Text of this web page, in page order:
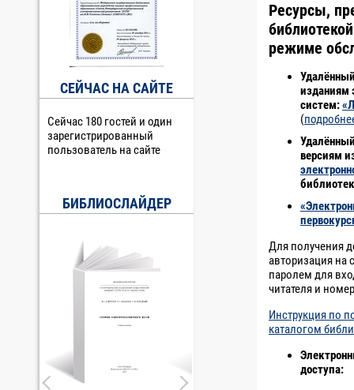
СЕЙЧАС НА САЙТЕ
Сейчас 180 гостей и один
зарегистрированный
пользователь на сайте
БИБЛИОСЛАЙДЕР
Ресурсы,
режиме
изданиям
систем:
(
версиям
Для получения
авторизация на
паролем для
читателя и
Инструкция по
каталогом
доступа: